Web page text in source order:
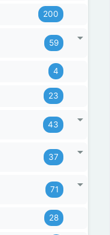
200
59
4
23
43
37
71
28